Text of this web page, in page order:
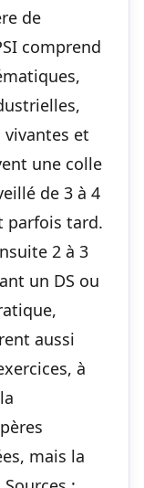
de
comprend
et
une colle
de 3 à 4
parfois tard.
2 à 3
un DS ou
aussi
à
mais la